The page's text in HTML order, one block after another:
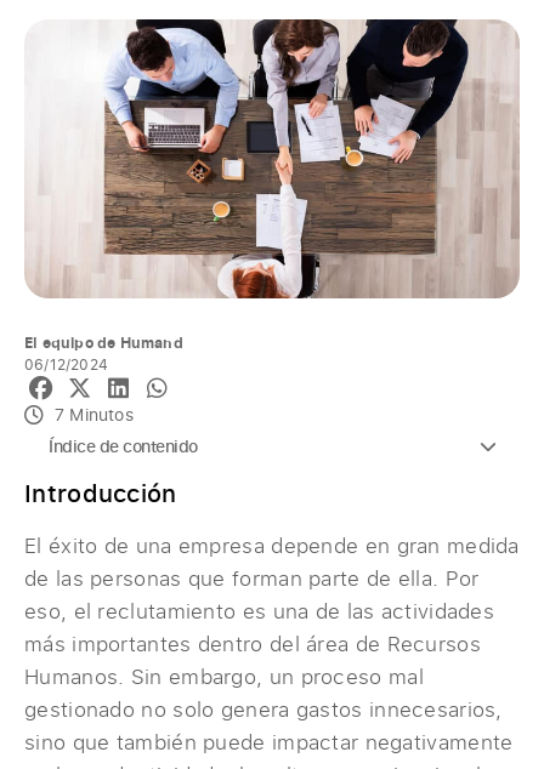
El equipo de Humand
06/12/2024
7 Minutos
Índice de contenido
Introducción
El éxito de una empresa depende en gran medida
de las personas que forman parte de ella. Por
eso, el reclutamiento es una de las actividades
más importantes dentro del área de Recursos
Humanos. Sin embargo, un proceso mal
gestionado no solo genera gastos innecesarios,
sino que también puede impactar negativamente